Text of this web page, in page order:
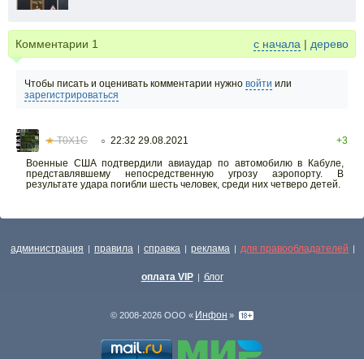
Комментарии 1 с начала | дерево
Чтобы писать и оценивать комментарии нужно войти или
зарегистрироваться
★T0X1C ○ 22:32 29.08.2021
+3
Военные США подтвердили авиаудар по автомобилю в Кабуле,
представлявшему непосредственную угрозу аэропорту. В
результате удара погибли шесть человек, среди них четверо детей.
администрация | правила | справка | реклама | для правообладателей |
оплата VIP | блог
© 2008-2026 ООО « Инфон »